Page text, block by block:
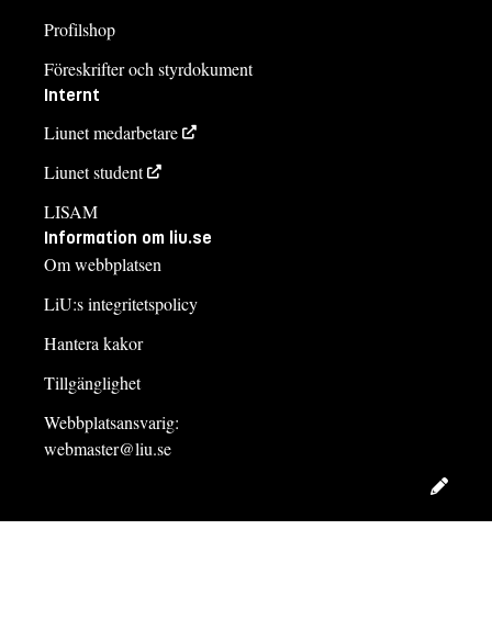
Profilshop
Föreskrifter och styrdokument
Internt
Liunet medarbetare
Liunet student
LISAM
Information om liu.se
Om webbplatsen
LiU:s integritetspolicy
Hantera kakor
Tillgänglighet
Webbplatsansvarig:
webmaster@liu.se